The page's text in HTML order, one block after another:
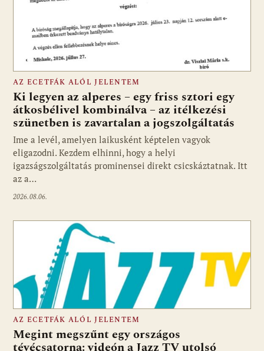
AZ ECETFÁK ALÓL JELENTEM
Ki legyen az alperes – egy friss sztori egy
átkosbélivel kombinálva – az itélkezési
szünetben is zavartalan a jogszolgáltatás
Ime a levél, amelyen laikusként képtelen vagyok
eligazodni. Kezdem elhinni, hogy a helyi
igazságszolgáltatás prominensei direkt csicskáztatnak. Itt
az a…
2026.08.06.
AZ ECETFÁK ALÓL JELENTEM
Megint megszűnt egy országos
tévécsatorna: videón a Jazz TV utolsó